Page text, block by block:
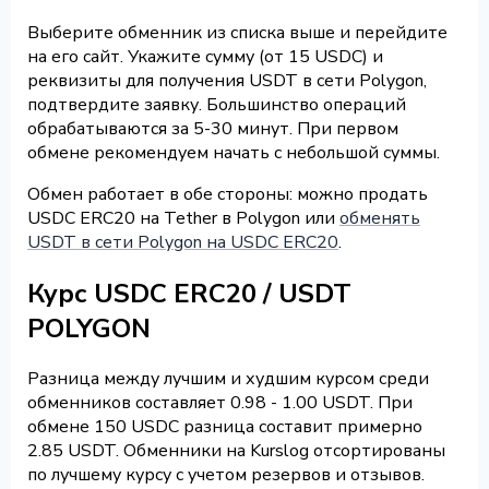
Выберите обменник из списка выше и перейдите
на его сайт. Укажите сумму (от 15 USDC) и
реквизиты для получения USDT в сети Polygon,
подтвердите заявку. Большинство операций
обрабатываются за 5-30 минут. При первом
обмене рекомендуем начать с небольшой суммы.
Обмен работает в обе стороны: можно продать
USDC ERC20 на Tether в Polygon или обменять
USDT в сети Polygon на USDC ERC20.
Курс USDC ERC20 / USDT
POLYGON
Разница между лучшим и худшим курсом среди
обменников составляет 0.98 - 1.00 USDT. При
обмене 150 USDC разница составит примерно
2.85 USDT. Обменники на Kurslog отсортированы
по лучшему курсу с учетом резервов и отзывов.